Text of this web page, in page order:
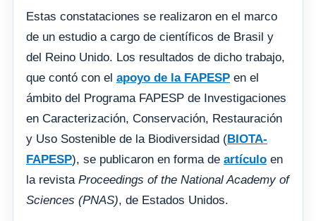
Estas constataciones se realizaron en el marco
de un estudio a cargo de científicos de Brasil y
del Reino Unido. Los resultados de dicho trabajo,
que contó con el apoyo de la FAPESP en el
ámbito del Programa FAPESP de Investigaciones
en Caracterización, Conservación, Restauración
y Uso Sostenible de la Biodiversidad (BIOTA-
FAPESP), se publicaron en forma de artículo en
la revista Proceedings of the National Academy of
Sciences (PNAS), de Estados Unidos.